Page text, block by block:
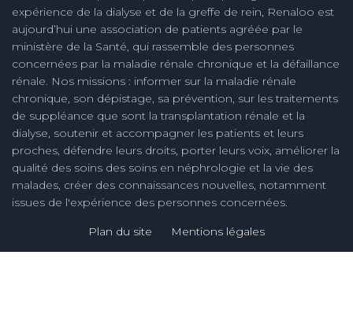
expérience de la dialyse et de la greffe de rein, Renaloo est
aujourd’hui une association de patients agréée par le
ministère de la Santé, qui rassemble des personnes
concernées par la maladie rénale chronique et la défaillance
rénale. Nos missions : informer sur la maladie rénale
chronique, son dépistage, sa prévention, sur les traitements
de suppléance que sont la transplantation rénale et la
dialyse, soutenir et accompagner les patients et leurs
proches, défendre leurs droits, porter leurs voix, améliorer la
qualité des soins des soins en néphrologie et la vie des
malades, créer des connaissances nouvelles, notamment
issues de l'expérience des personnes concernées.
Plan du site Mentions légales